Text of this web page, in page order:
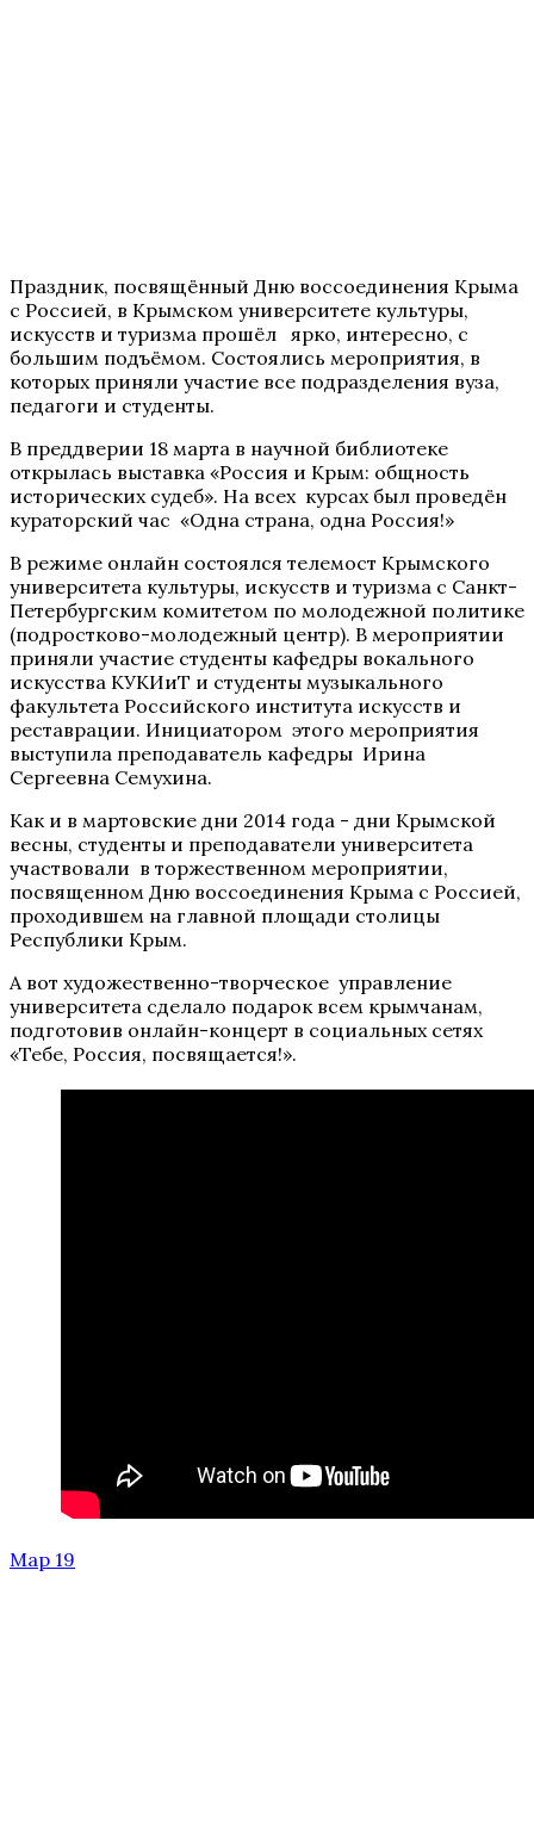
Праздник, посвящённый Дню воссоединения Крыма
с Россией, в Крымском университете культуры,
искусств и туризма прошёл ярко, интересно, с
большим подъёмом. Состоялись мероприятия, в
которых приняли участие все подразделения вуза,
педагоги и студенты.
В преддверии 18 марта в научной библиотеке
открылась выставка «Россия и Крым: общность
исторических судеб». На всех курсах был проведён
кураторский час «Одна страна, одна Россия!»
В режиме онлайн состоялся телемост Крымского
университета культуры, искусств и туризма с Санкт-
Петербургским комитетом по молодежной политике
(подростково-молодежный центр). В мероприятии
приняли участие студенты кафедры вокального
искусства КУКИиТ и студенты музыкального
факультета Российского института искусств и
реставрации. Инициатором этого мероприятия
выступила преподаватель кафедры Ирина
Сергеевна Семухина.
Как и в мартовские дни 2014 года - дни Крымской
весны, студенты и преподаватели университета
участвовали в торжественном мероприятии,
посвященном Дню воссоединения Крыма с Россией,
проходившем на главной площади столицы
Республики Крым.
А вот художественно-творческое управление
университета сделало подарок всем крымчанам,
подготовив онлайн-концерт в социальных сетях
«Тебе, Россия, посвящается!».
Мар 19